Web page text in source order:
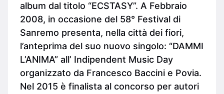
album dal titolo “ECSTASY”. A Febbraio
2008, in occasione del 58° Festival di
Sanremo presenta, nella città dei fiori,
l’anteprima del suo nuovo singolo: “DAMMI
L’ANIMA” all’ Indipendent Music Day
organizzato da Francesco Baccini e Povia.
Nel 2015 è finalista al concorso per autori